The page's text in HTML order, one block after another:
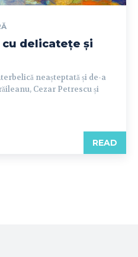
delicatețe și
neașteptată și de-a
Cezar Petrescu și
READ